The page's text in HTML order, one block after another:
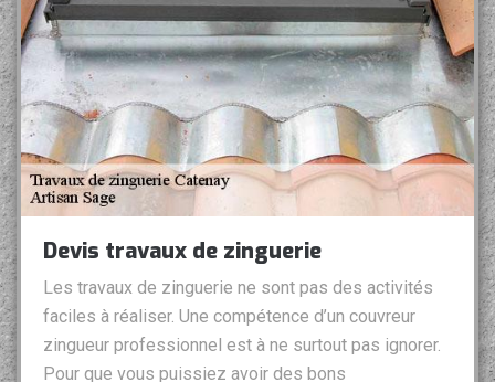
Devis travaux de zinguerie
Les travaux de zinguerie ne sont pas des activités
faciles à réaliser. Une compétence d’un couvreur
zingueur professionnel est à ne surtout pas ignorer.
Pour que vous puissiez avoir des bons